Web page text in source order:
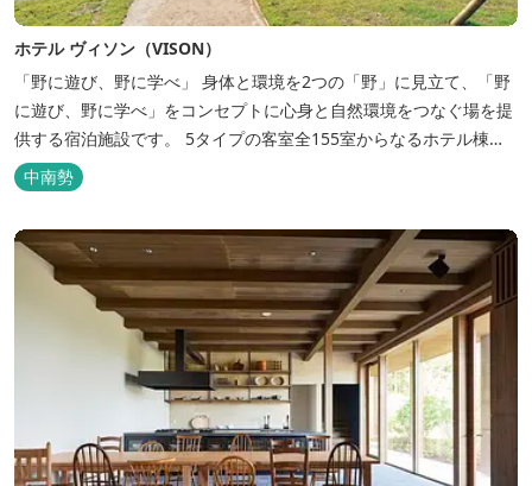
ホテル ヴィソン（VISON）
「野に遊び、野に学べ」 身体と環境を2つの「野」に見立て、「野
に遊び、野に学べ」をコンセプトに心身と自然環境をつなぐ場を提
供する宿泊施設です。 5タイプの客室全155室からなるホテル棟
と、プライベートな滞在が楽しめる一棟独立型のヴィラ6棟がござ
います。
中南勢